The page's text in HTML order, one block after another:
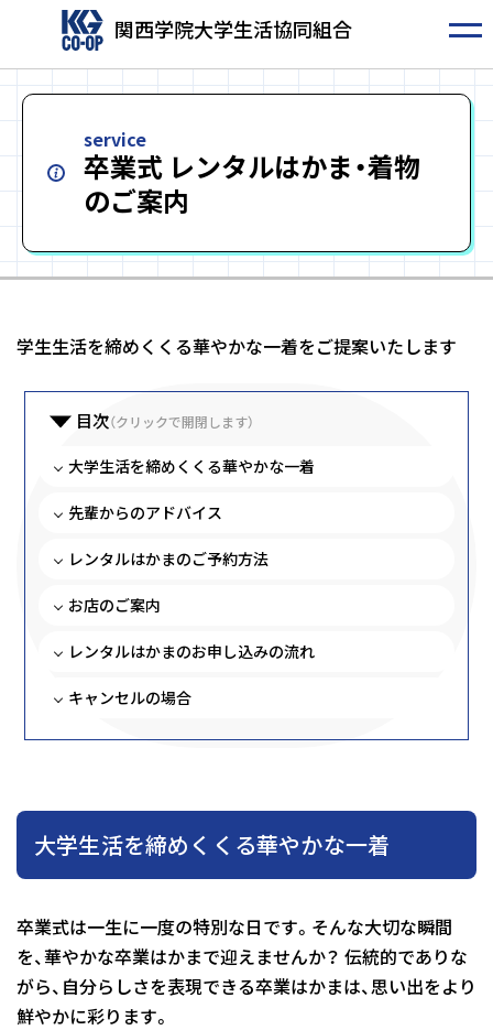
関西学院大学生活協同組合
service
卒業式 レンタルはかま・着物
のご案内
学生生活を締めくくる華やかな一着をご提案いたします
目次（クリックで開閉します）
大学生活を締めくくる華やかな一着
先輩からのアドバイス
レンタルはかまのご予約方法
お店のご案内
レンタルはかまのお申し込みの流れ
キャンセルの場合
大学生活を締めくくる華やかな一着
卒業式は一生に一度の特別な日です。そんな大切な瞬間
を、華やかな卒業はかまで迎えませんか？ 伝統的でありな
がら、自分らしさを表現できる卒業はかまは、思い出をより
鮮やかに彩ります。